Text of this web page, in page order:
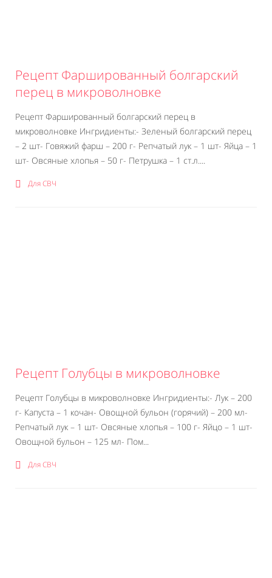
Рецепт Фаршированный болгарский
перец в микроволновке
Рецепт Фаршированный болгарский перец в
микроволновке Ингридиенты:- Зеленый болгарский перец
– 2 шт- Говяжий фарш – 200 г- Репчатый лук – 1 шт- Яйца – 1
шт- Овсяные хлопья – 50 г- Петрушка – 1 ст.л....
Для СВЧ
Рецепт Голубцы в микроволновке
Рецепт Голубцы в микроволновке Ингридиенты:- Лук – 200
г- Капуста – 1 кочан- Овощной бульон (горячий) – 200 мл-
Репчатый лук – 1 шт- Овсяные хлопья – 100 г- Яйцо – 1 шт-
Овощной бульон – 125 мл- Пом...
Для СВЧ